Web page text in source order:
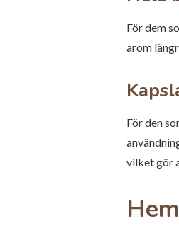
För dem
arom
För den
vilket gör